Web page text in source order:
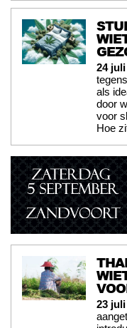
24 juli
als
door
voor
Hoe
23 juli